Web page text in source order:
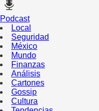
Podcast
Local
Seguridad
México
Mundo
Finanzas
Análisis
Cartones
Gossip
Cultura